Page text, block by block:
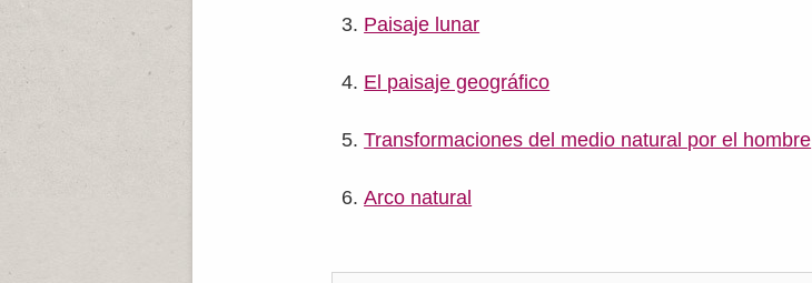
Paisaje lunar
El paisaje geográfico
Transformaciones del medio natural por el hombre
Arco natural